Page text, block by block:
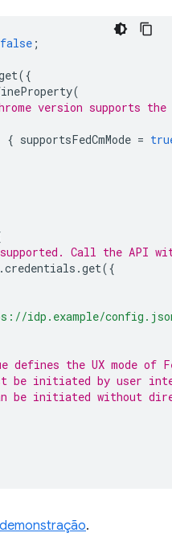
false ;
({
(
version supports the
{ supportsFedCmMode =
Call the API
.credentials .get({
idp.example/
the UX mode of
be initiated by user
be initiated without
demonstração.